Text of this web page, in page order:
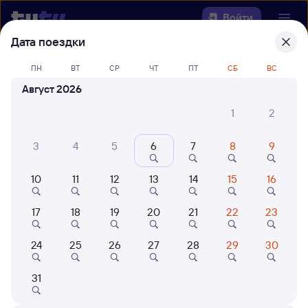
Войти
Выберите день, чтобы найтиж/д
билеты Белорецк — Карталы-1
42 млн путешествуют с
Когда
Кто едет
Дата поездки
ПН ВТ СР ЧТ ПТ СБ ВС
Август 2026
1
2
3 4 5 6 7 8 9
10 11 12 13 14 15 16
17 18 19 20 21 22 23
24 25 26 27 28 29 30
31